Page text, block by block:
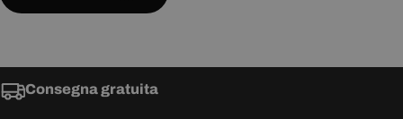
Consegna gratuita